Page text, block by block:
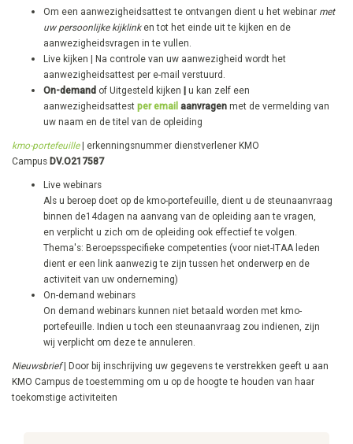
Om een aanwezigheidsattest te ontvangen dient u het webinar met
uw persoonlijke kijklink en tot het einde uit te kijken en de
aanwezigheidsvragen in te vullen.
Live kijken | Na controle van uw aanwezigheid wordt het
aanwezigheidsattest per e-mail verstuurd.
On-demand of Uitgesteld kijken
u kan zelf een
aanwezigheidsattest per email aanvragen met de vermelding van
uw naam en de titel van de opleiding
kmo-portefeuille| erkenningsnummer dienstverlener KMO
Campus DV.O217587
Live webinars
Als u beroep doet op de kmo-portefeuille, dient u de steunaanvraag
binnen de14dagen na aanvang van de opleiding aan te vragen,
en verplicht u zich om de opleiding ook effectief te volgen.
Thema's: Beroepsspecifieke competenties ​(voor niet-ITAA leden
dient er een link aanwezig te zijn tussen het onderwerp en de
activiteit van uw onderneming)
On-demand webinars
On demand webinars kunnen niet betaald worden met kmo-
portefeuille. Indien u toch een steunaanvraag zou indienen, zijn
wij verplicht om deze te annuleren.
Nieuwsbrief | Door bij inschrijving uw gegevens te verstrekken geeft u aan
KMO Campus de toestemming om u op de hoogte te houden van haar
toekomstige activiteiten